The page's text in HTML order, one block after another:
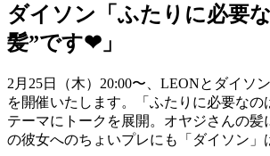
ダイソン「ふたりに必要
髪”です❤︎」
2月25日（木）20:00〜、LEONとダイソ
を開催いたします。「ふたりに必要なの
テーマにトークを展開。オヤジさんの髪
の彼女へのちょいプレにも「ダイソン」